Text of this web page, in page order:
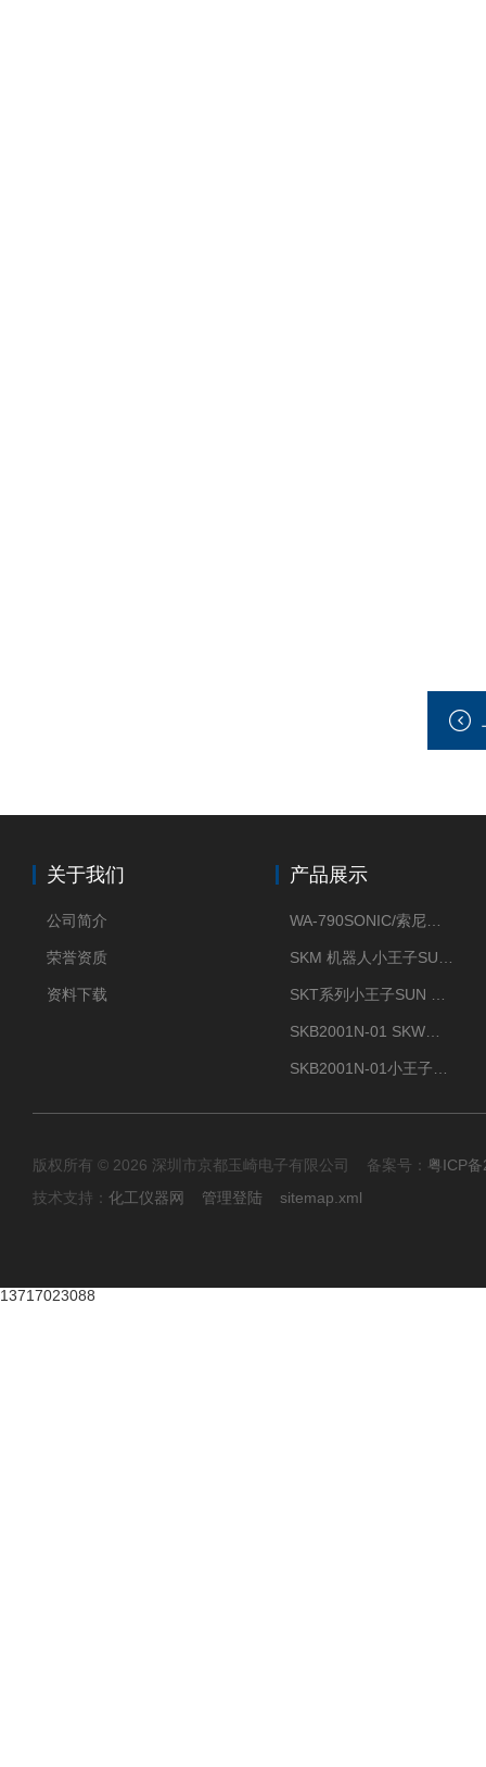
关于我们
公司简介
荣誉资质
资料下载
产品展示
版权所有 © 2026 深圳市京都玉崎电子有限公司 备案号： 粤ICP
技术支持： 化工仪器网 管理登陆 sitemap.xml
13717023088